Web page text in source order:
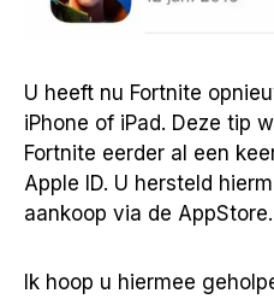
U heeft nu Fortnite
iPhone of iPad. Deze tip
Fortnite eerder al een
Apple ID. U hersteld
aankoop via de AppStore.
Ik hoop u hiermee